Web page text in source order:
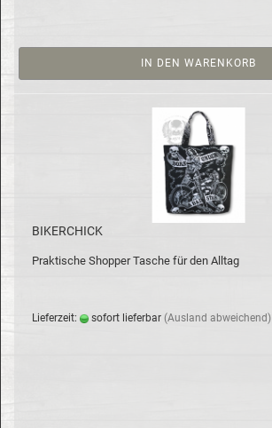
IN DEN WARENKORB
BI­KER­CHICK
Prak­ti­sche Shop­per Ta­sche für den All­tag
Lie­fer­zeit: so­fort lie­fer­bar (Aus­land ab­wei­chend)